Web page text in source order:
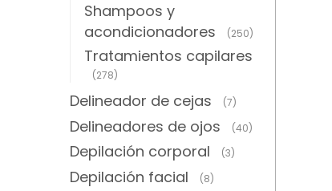
Shampoos y
acondicionadores
(250)
Tratamientos capilares
(278)
Delineador de cejas (7)
Delineadores de ojos (40)
Depilación corporal (3)
Depilación facial (8)